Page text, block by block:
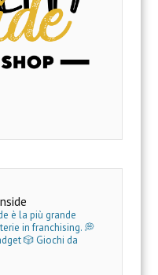
è la più grande
in franchising.💭
🎲 Giochi da